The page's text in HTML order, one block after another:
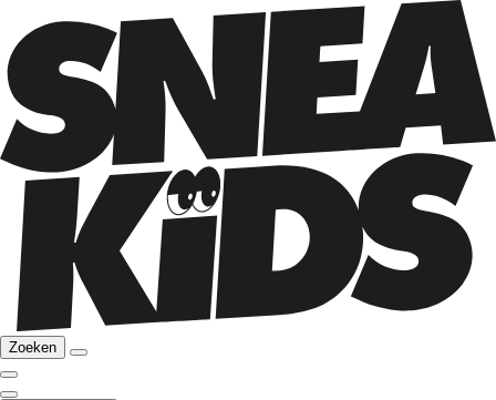
Zoeken